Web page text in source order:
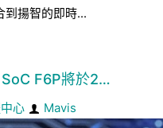
到揚智的即時...
F6P將於2…
心 Mavis